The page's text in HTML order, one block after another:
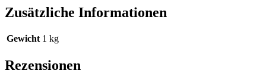
Zusätzliche Informationen
Gewicht 1 kg
Rezensionen